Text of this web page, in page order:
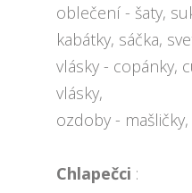
oblečení - šaty,
kabátky, sáčka,
vlásky - copánky,
vlásky,
ozdoby -
Chlapečci :